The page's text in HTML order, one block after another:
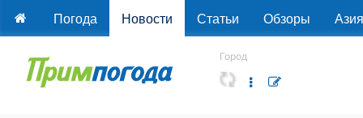
Погода Новости Статьи Обзоры Азия
Город